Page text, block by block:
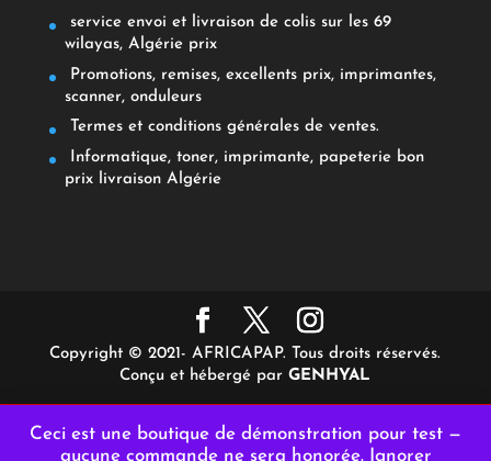
Ceci est une boutique de démonstration pour test —
aucune commande ne sera honorée. Ignorer
service envoi et livraison de colis sur les 69
wilayas, Algérie prix
Promotions, remises, excellents prix, imprimantes,
scanner, onduleurs
Termes et conditions générales de ventes.
Informatique, toner, imprimante, papeterie bon
prix livraison Algérie
Copyright © 2021- AFRICAPAP. Tous droits réservés.
Conçu et hébergé parGENHYAL